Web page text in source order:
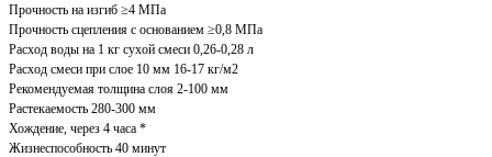
Прочность на изгиб ≥4 МПа
Прочность сцепления с основанием ≥0,8 МПа
Расход воды на 1 кг сухой смеси 0,26-0,28 л
Расход смеси при слое 10 мм 16-17 кг/м2
Рекомендуемая толщина слоя 2-100 мм
Растекаемость 280-300 мм
Хождение, через 4 часа *
Жизнеспособность 40 минут